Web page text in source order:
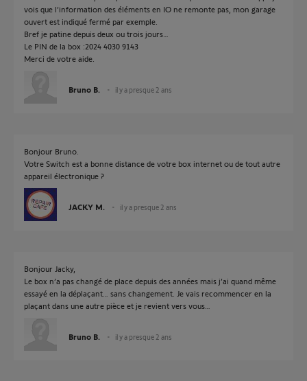
vois que l’information des éléments en IO ne remonte pas, mon garage
ouvert est indiqué fermé par exemple.
Bref je patine depuis deux ou trois jours…
Le PIN de la box :2024 4030 9143
Merci de votre aide.
Bruno B. il y a presque 2 ans
Bonjour Bruno.
Votre Switch est a bonne distance de votre box internet ou de tout autre
appareil électronique ?
JACKY M. il y a presque 2 ans
Bonjour Jacky,
Le box n’a pas changé de place depuis des années mais j’ai quand même
essayé en la déplaçant… sans changement. Je vais recommencer en la
plaçant dans une autre pièce et je revient vers vous…
Bruno B. il y a presque 2 ans